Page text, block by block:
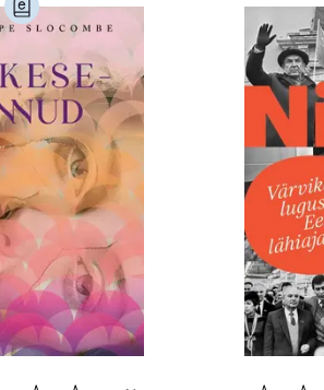
(32)
(46)
Religioon (107)
Transport (8)
Ühiskond (168)